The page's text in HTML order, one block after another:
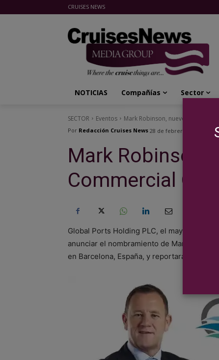
CRUISES NEWS
NOTICIAS Compañías Sector
SECTOR Eventos Mark Robinson, nuevo Chief
Por Redacción Cruises News 28 de febrero de 2018
Mark Robinson,
Commercial
Global Ports Holding PLC, el mayor
anunciar el nombramiento de Mark
en Barcelona, España, y reportará